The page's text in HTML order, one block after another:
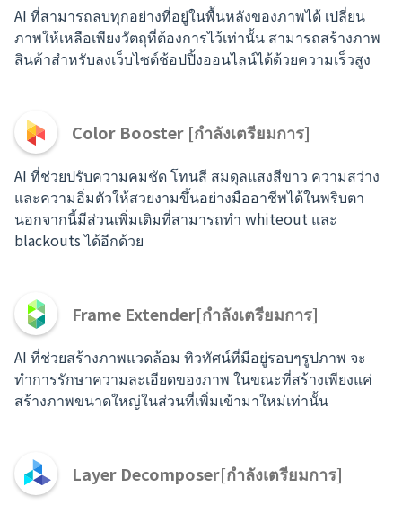
AI ที่สามารถลบทุกอย่างที่อยู่ในพื้นหลังของภาพได้ เปลี่ยน
ภาพให้เหลือเพียงวัตถุที่ต้องการไว้เท่านั้น สามารถสร้างภาพ
สินค้าสำหรับลงเว็บไซต์ช้อปปิ้งออนไลน์ได้ด้วยความเร็วสูง
Color Booster [กำลังเตรียมการ]
AI ที่ช่วยปรับความคมชัด โทนสี สมดุลแสงสีขาว ความสว่าง
และความอิ่มตัวให้สวยงามขึ้นอย่างมืออาชีพได้ในพริบตา
นอกจากนี้มีส่วนเพิ่มเติมที่สามารถทำ whiteout และ
blackouts ได้อีกด้วย
Frame Extender[กำลังเตรียมการ]
AI ที่ช่วยสร้างภาพแวดล้อม ทิวทัศน์ที่มีอยู่รอบๆรูปภาพ จะ
ทำการรักษาความละเอียดของภาพ ในขณะที่สร้างเพียงแค่
สร้างภาพขนาดใหญ่ในส่วนที่เพิ่มเข้ามาใหม่เท่านั้น
Layer Decomposer[กำลังเตรียมการ]